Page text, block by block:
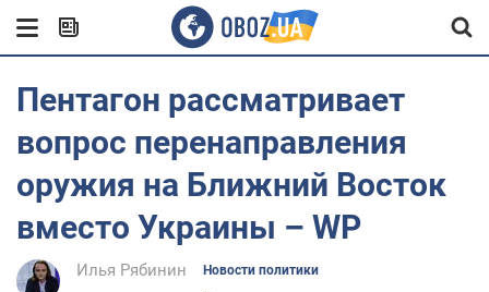
Пентагон рассматривает
вопрос перенаправления
оружия на Ближний Восток
вместо Украины – WP
Илья Рябинин Новости политики